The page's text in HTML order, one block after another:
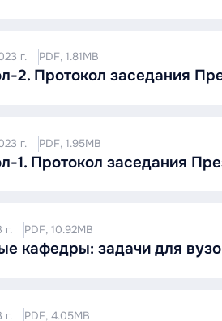
г. PDF, 1.81MB
2. Протокол заседания
г. PDF, 1.95MB
1. Протокол заседания
г. PDF, 10.92MB
кафедры: задачи для
г. PDF, 4.05MB